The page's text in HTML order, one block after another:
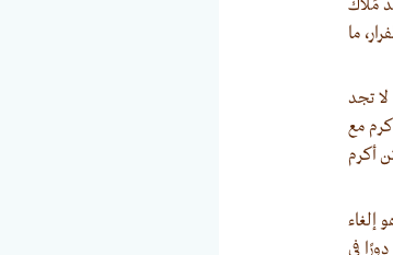
مُلّاك
ما
تجد
مع
أكرم
إلغاء
في